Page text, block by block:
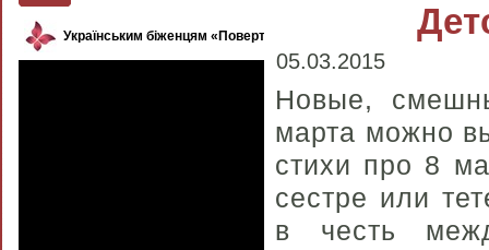
Українським біженцям «Повертайся, пташко»
05.03.2015
Новые,
марта можно
стихи про 8
сестре или
в честь